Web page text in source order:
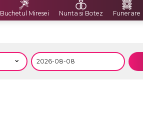
Buchetul Miresei Nunta si Botez Funerare